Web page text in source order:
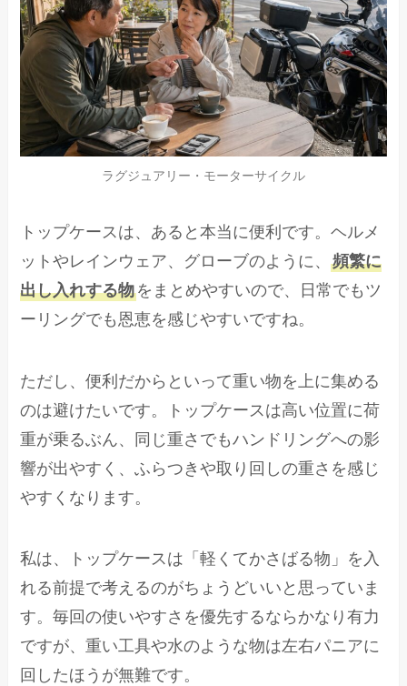
ラグジュアリー・モーターサイクル
トップケースは、あると本当に便利です。ヘルメ
ットやレインウェア、グローブのように、頻繁に
出し入れする物をまとめやすいので、日常でもツ
ーリングでも恩恵を感じやすいですね。
ただし、便利だからといって重い物を上に集める
のは避けたいです。トップケースは高い位置に荷
重が乗るぶん、同じ重さでもハンドリングへの影
響が出やすく、ふらつきや取り回しの重さを感じ
やすくなります。
私は、トップケースは「軽くてかさばる物」を入
れる前提で考えるのがちょうどいいと思っていま
す。毎回の使いやすさを優先するならかなり有力
ですが、重い工具や水のような物は左右パニアに
回したほうが無難です。